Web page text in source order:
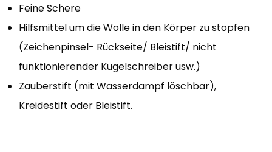
Feine Schere
Hilfsmittel um die Wolle in den Körper zu stopfen
(Zeichenpinsel- Rückseite/ Bleistift/ nicht
funktionierender Kugelschreiber usw.)
Zauberstift (mit Wasserdampf löschbar),
Kreidestift oder Bleistift.